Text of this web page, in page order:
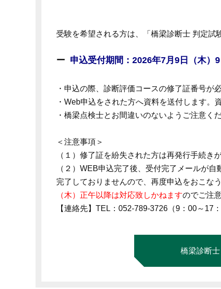
受験を希望される方は、「橋梁診断士 判定
申込受付期間：2026年7月9日（木
・申込の際、診断評価コースの修了証番号が
・Web申込をされた方へ資料を送付します
・橋梁点検士とお間違いのないようご注意く
＜注意事項＞
（１）修了証を紛失された方は再発行手続
（２）WEB申込完了後、受付完了メールが
完了しておりませんので、再度申込をおこな
（木）正午以降は対応致しかねますのでご注
【連絡先】TEL：052-789-3726（9：00～
橋梁診断